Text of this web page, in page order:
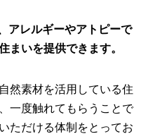
アレルギーやアトピーで
まいを提供できます。
然素材を活用している住
一度触れてもらうことで
ただける体制をとってお